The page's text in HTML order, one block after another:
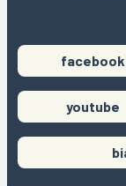
facebook
youtube